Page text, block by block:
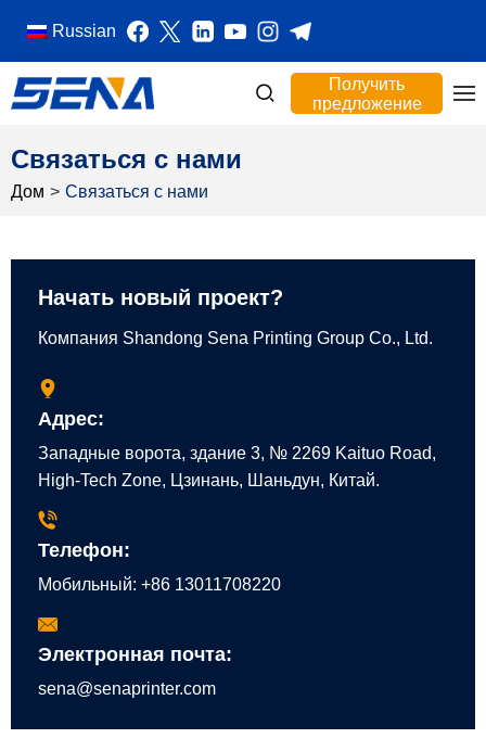
Russian
Получить
предложение
Связаться с нами
Дом > Связаться с нами
Начать новый проект?
Компания Shandong Sena Printing Group Co., Ltd.
Адрес:
Западные ворота, здание 3, № 2269 Kaituo Road,
High-Tech Zone, Цзинань, Шаньдун, Китай.
Телефон:
Мобильный: +86 13011708220
Электронная почта:
sena@senaprinter.com